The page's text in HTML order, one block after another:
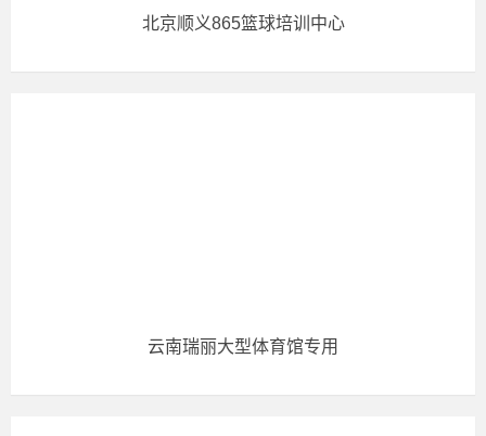
北京顺义865篮球培训中心
云南瑞丽大型体育馆专用